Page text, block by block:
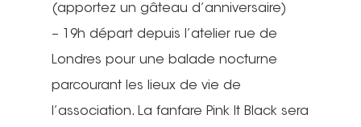
(apportez un gâteau d’anniversaire)
– 19h départ depuis l’atelier rue de
Londres pour une balade nocturne
parcourant les lieux de vie de
l’association. La fanfare Pink It Black sera